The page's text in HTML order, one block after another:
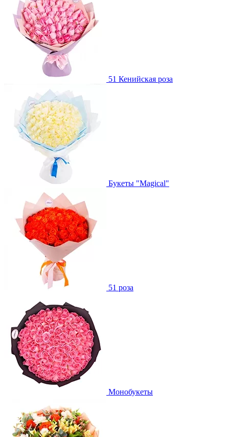
51 Кенийская роза
Букеты "Magical"
51 роза
Монобукеты